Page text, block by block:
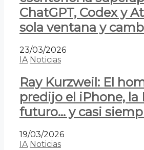
ChatGPT, Codex y
sola ventana y
23/03/2026
IA Noticias
Ray Kurzweil: El
predijo el iPhone, la
futuro… y casi
19/03/2026
IA Noticias